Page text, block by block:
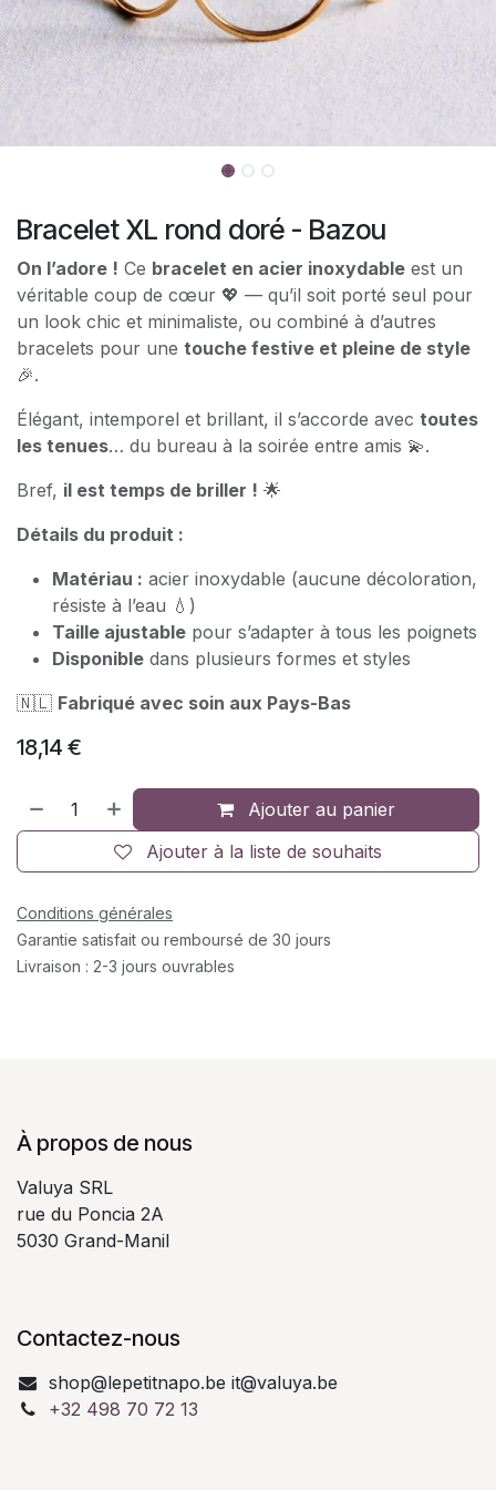
Bracelet XL rond doré - Bazou
On l’adore ! Ce bracelet en acier inoxydable est un
véritable coup de cœur 💖 — qu’il soit porté seul pour
un look chic et minimaliste, ou combiné à d’autres
bracelets pour une touche festive et pleine de style
🎉.
Élégant, intemporel et brillant, il s’accorde avec toutes
les tenues… du bureau à la soirée entre amis 💫.
Bref, il est temps de briller ! 🌟
Détails du produit :
Matériau : acier inoxydable (aucune décoloration,
résiste à l’eau 💧)
Taille ajustable pour s’adapter à tous les poignets
Disponible dans plusieurs formes et styles
🇳🇱 Fabriqué avec soin aux Pays-Bas
18,14 €
Ajouter au panier
Ajouter à la liste de souhaits
Conditions générales
Garantie satisfait ou remboursé de 30 jours
Livraison : 2-3 jours ouvrables
À propos de nous
Valuya SRL
rue du Poncia 2A
5030 Grand-Manil
Contactez-nous
shop@lepetitnapo.be it@valuya.be
+32 498 70 72 13